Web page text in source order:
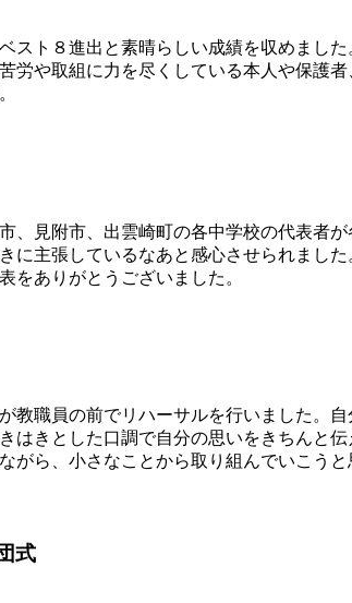
スト８進出と素晴らしい成績を収めました
労や取組に力を尽くしている本人や保護
、見附市、出雲崎町の各中学校の代表者
に主張しているなあと感心させられまし
をありがとうございました。
職員の前でリハーサルを行いました。自
はきとした口調で自分の思いをきちんと伝
がら、小さなことから取り組んでいこうと
式